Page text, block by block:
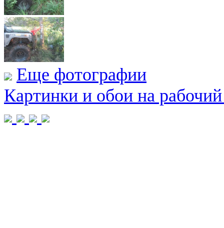
Еще фотографии
Картинки и обои на